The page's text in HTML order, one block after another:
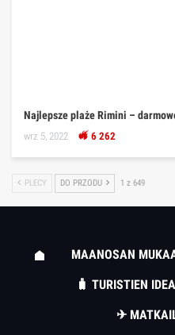
Najlepsze plaże Rimini –
wrz 5, 2022 6 262
PLECY DO PRZODU 1 z 649
MAANOSAN
🧳 TURISTIEN
✈